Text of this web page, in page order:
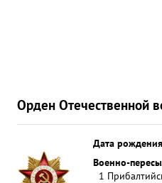
Орден Отечественной
Дата рождения
Военно-
1